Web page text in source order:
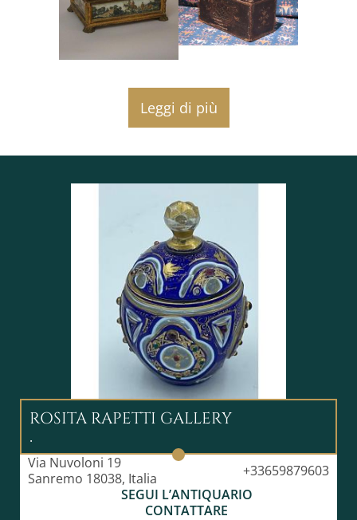
Leggi di più
ROSITA RAPETTI GALLERY
.
Via Nuvoloni 19
Sanremo 18038, Italia
+33659879603
SEGUI L’ANTIQUARIO
CONTATTARE